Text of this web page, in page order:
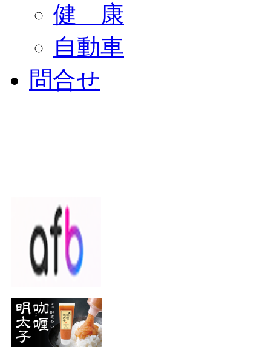
健 康
自動車
問合せ